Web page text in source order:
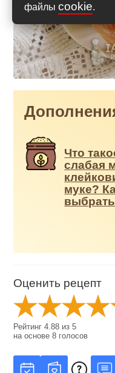
файлы cookie.
Что
слабая
муке?
Оценить рецепт
Рейтинг4.88 из5
на основе8 голосов